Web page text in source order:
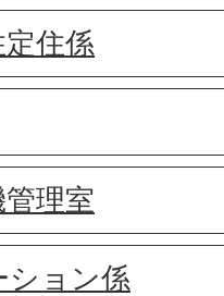
住係
理室
ション係